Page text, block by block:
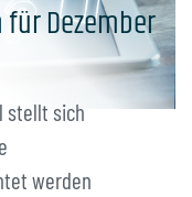
Dezember
stellt sich
werden